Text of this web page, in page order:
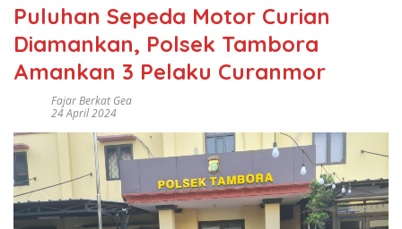
Puluhan Sepeda Motor Curian
Diamankan, Polsek Tambora
Amankan 3 Pelaku Curanmor
Fajar Berkat Gea
24 April 2024